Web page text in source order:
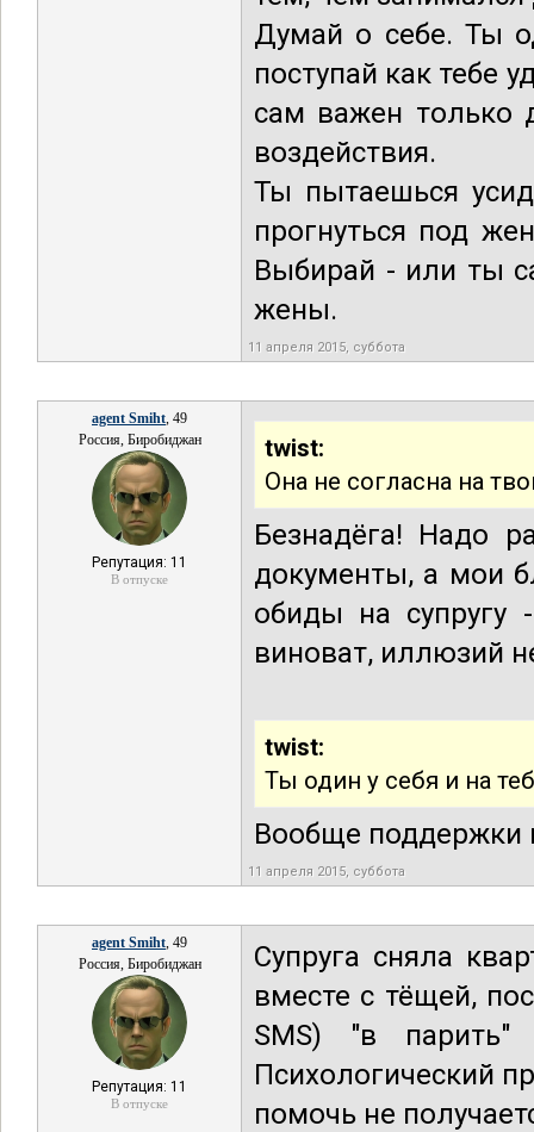
Думай о себе. Ты
поступай как тебе
сам важен только
воздействия.
Ты пытаешься
прогнуться под
Выбирай - или ты
жены.
11 апреля 2015, суббота
agent Smiht, 49
Россия, Биробиджан
Репутация: 11
В отпуске
twist:
Она не согласна на
Безнадёга! Надо
документы, а мои
обиды на супругу
виноват, иллюзий
twist:
Ты один у себя и на
Вообще поддержки
11 апреля 2015, суббота
agent Smiht, 49
Россия, Биробиджан
Репутация: 11
В отпуске
Супруга сняла
вместе с тёщей,
SMS) "в
Психологический
помочь не